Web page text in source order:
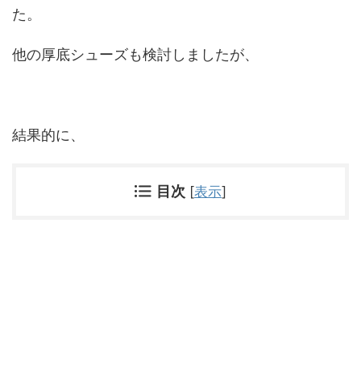
た。
他の厚底シューズも検討しましたが、
結果的に、
目次 [表示]